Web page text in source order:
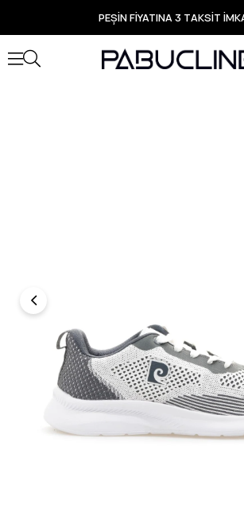
PEŞİN FİYATINA 3 TAKSİT
TÜM ÜRÜNLERDE ÜCRETSİZ
Yeni Sezon Ürünlerde Özel
Seçili Ürünlerde Hızlı